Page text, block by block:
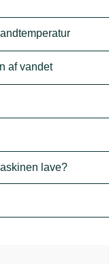
af vandet
lave?